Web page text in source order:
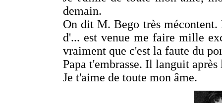
demain.
On dit M. Bego très
d'... est venue me faire mille
vraiment que c'est la faute du
Papa t'embrasse. Il languit
Je t'aime de toute mon âme.